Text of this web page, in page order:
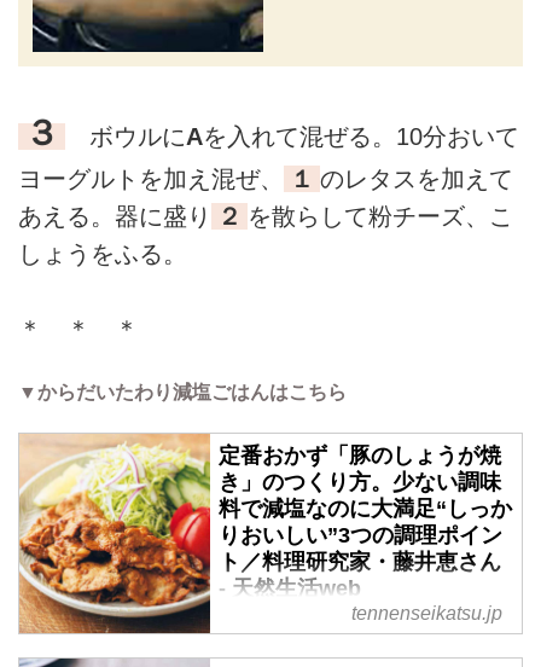
３ ボウルにAを入れて混ぜる。10分おいて
ヨーグルトを加え混ぜ、
１ のレタスを加えて
あえる。器に盛り
２ を散らして粉チーズ、こ
しょうをふる。
＊ ＊ ＊
▼からだいたわり減塩ごはんはこちら
定番おかず「豚のしょうが焼
き」のつくり方。少ない調味
料で減塩なのに大満足“しっか
りおいしい”3つの調理ポイン
ト／料理研究家・藤井恵さん
- 天然生活web
tennenseikatsu.jp